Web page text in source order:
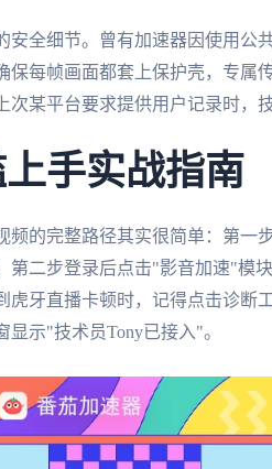
安全细节。曾有加速器因使用公
保每帧画面都套上保护壳，专属
次某平台要求提供用户记录时，
手实战指南
频的完整路径其实很简单：第一
第二步登录后点击"影音加速"模
虎牙直播卡顿时，记得点击诊
显示"技术员Tony已接入"。